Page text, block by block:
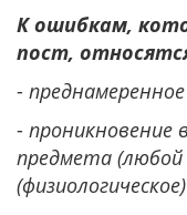
К ошибкам,
пост,
-
- проникновение
предмета